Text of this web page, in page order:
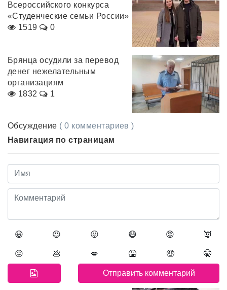
Всероссийского конкурса
«Студенческие семьи России»
1519
0
Брянца осудили за перевод
денег нежелательным
организациям
1832
1
Обсуждение ( 0 комментариев )
Навигация по страницам
😀 😍 😛 😷 😡 👿
😖 💩 💋 🤮 🤑 🤫